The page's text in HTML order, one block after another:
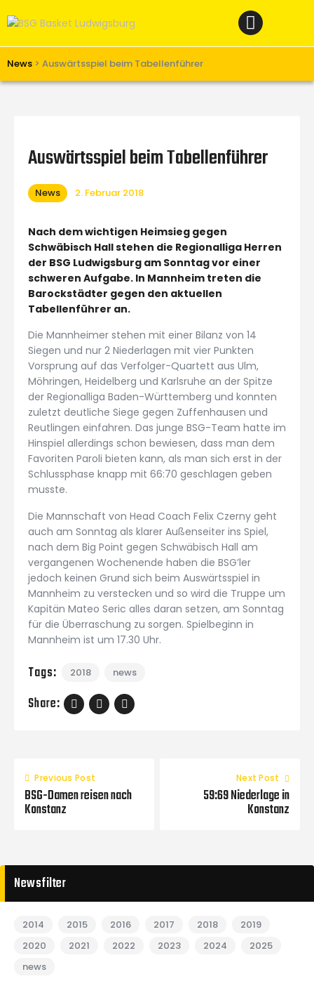
News > Auswärtsspiel beim Tabellenführer
Verein
Unterstützen
Links
Auswärtsspiel beim Tabellenführer
News 2. Februar 2018
Nach dem wichtigen Heimsieg gegen
Schwäbisch Hall stehen die Regionalliga Herren
der BSG Ludwigsburg am Sonntag vor einer
schweren Aufgabe. In Mannheim treten die
Barockstädter gegen den aktuellen
Tabellenführer an.
Die Mannheimer stehen mit einer Bilanz von 14
Siegen und nur 2 Niederlagen mit vier Punkten
Vorsprung auf das Verfolger-Quartett aus Ulm,
Möhringen, Heidelberg und Karlsruhe an der Spitze
der Regionalliga Baden-Württemberg und konnten
zuletzt deutliche Siege gegen Zuffenhausen und
Reutlingen einfahren. Das junge BSG-Team hatte im
Hinspiel allerdings schon bewiesen, dass man dem
Favoriten Paroli bieten kann, als man sich erst in der
Schlussphase knapp mit 66:70 geschlagen geben
musste.
Die Mannschaft von Head Coach Felix Czerny geht
auch am Sonntag als klarer Außenseiter ins Spiel,
nach dem Big Point gegen Schwäbisch Hall am
vergangenen Wochenende haben die BSG’ler
jedoch keinen Grund sich beim Auswärtsspiel in
Mannheim zu verstecken und so wird die Truppe um
Kapitän Mateo Seric alles daran setzen, am Sonntag
für die Überraschung zu sorgen. Spielbeginn in
Mannheim ist um 17.30 Uhr.
Tags: 2018 news
Share:
Previous Post
BSG-Damen reisen nach
Konstanz
Next Post
59:69 Niederlage in
Konstanz
Newsfilter
2014 2015 2016 2017 2018
2019
2020
2021 2022 2023 2024
2025
news